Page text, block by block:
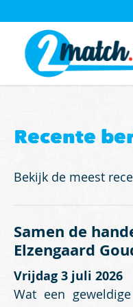
Recente
Bekijk de meest
Samen de
Elzengaard
Vrijdag 3 juli 2026
Wat een